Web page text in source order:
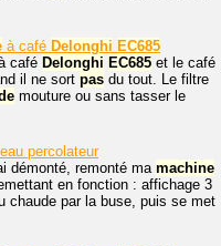
à café Delonghi EC685
café Delonghi EC685 et le café
il ne sort pas du tout. Le filtre
mouture ou sans tasser le
percolateur
démonté, remonté ma machine
en fonction : affichage 3
chaude par la buse, puis se met